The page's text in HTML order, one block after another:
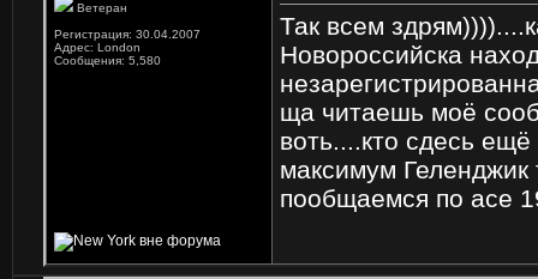
Ветеран
Регистрация: 30.04.2007
Адрес: London
Сообщения: 5,580
Так всем
Новороссийска
ща читаешь моё
воть....кто сдесь
максимум Геленджик
пообщаемся по асе